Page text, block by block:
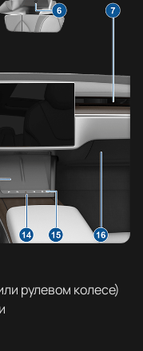
рулевом колесе)